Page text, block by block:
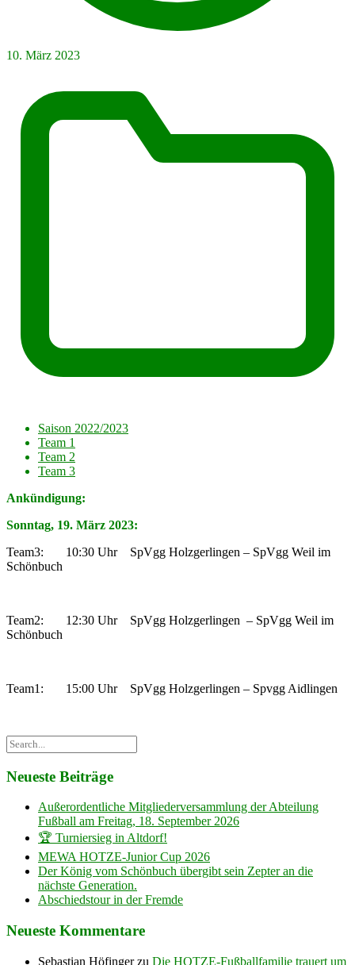
10. März 2023
Saison 2022/2023
Team 1
Team 2
Team 3
Ankündigung:
Sonntag, 19. März 2023:
Team3: 10:30 Uhr SpVgg Holzgerlingen – SpVgg Weil im
Schönbuch
Team2: 12:30 Uhr SpVgg Holzgerlingen – SpVgg Weil im
Schönbuch
Team1: 15:00 Uhr SpVgg Holzgerlingen – Spvgg Aidlingen
Neueste Beiträge
Außerordentliche Mitgliederversammlung der Abteilung
Fußball am Freitag, 18. September 2026
🏆 Turniersieg in Altdorf!
MEWA HOTZE-Junior Cup 2026
Der König vom Schönbuch übergibt sein Zepter an die
nächste Generation.
Abschiedstour in der Fremde
Neueste Kommentare
Sebastian Höfingerzu Die HOTZE-Fußballfamilie trauert um